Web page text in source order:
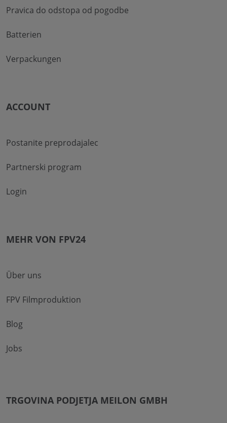
Pravica do odstopa od pogodbe
Batterien
Verpackungen
ACCOUNT
Postanite preprodajalec
Partnerski program
Login
MEHR VON FPV24
Über uns
FPV Filmproduktion
Blog
Jobs
TRGOVINA PODJETJA MEILON GMBH